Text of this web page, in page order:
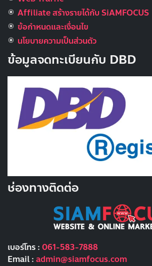
Affiliate สร้างรายได้กับ SiAMFOCUS
ข้อกำหนดและเงื่อนไข
นโยบายความเป็นส่วนตัว
ข้อมูลจดทะเบียนกับ DBD
ช่องทางติดต่อ
เบอร์โทร : 061-583-7888
Email : admin@siamfocus.com